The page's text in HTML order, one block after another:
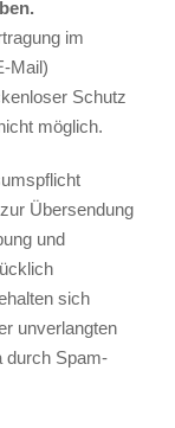
im
Mail)
Schutz
möglich.
Übersendung
und
sich
unverlangten
durch Spam-